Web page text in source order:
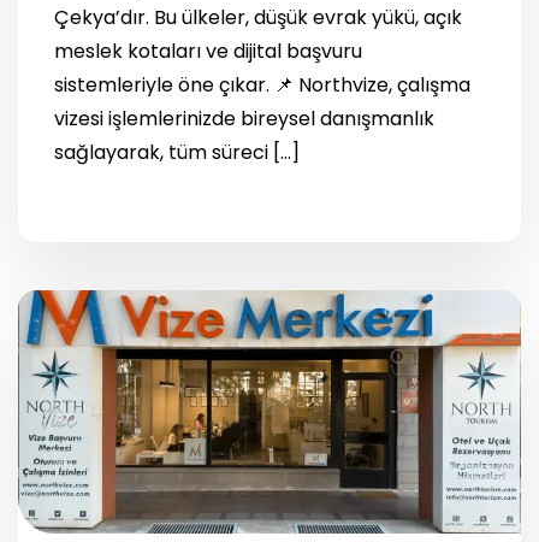
Çekya’dır. Bu ülkeler, düşük evrak yükü, açık
meslek kotaları ve dijital başvuru
sistemleriyle öne çıkar. 📌 Northvize, çalışma
vizesi işlemlerinizde bireysel danışmanlık
sağlayarak, tüm süreci […]